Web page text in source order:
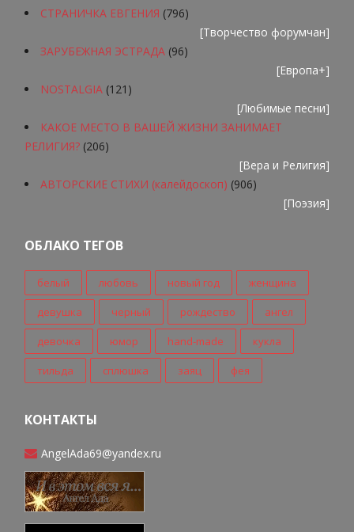
СТРАНИЧКА ЕВГЕНИЯ (796)
[Творчество форумчан]
ЗАРУБЕЖНАЯ ЭСТРАДА (96)
[Европа+]
NOSTALGIA (121)
[Любимые песни]
КАКОЕ МЕСТО В ВАШЕЙ ЖИЗНИ ЗАНИМАЕТ
РЕЛИГИЯ? (206)
[Вера и Религия]
АВТОРСКИЕ СТИХИ (калейдоскоп) (906)
[Поэзия]
ОБЛАКО ТЕГОВ
белый любовь новый год женщина
девушка черный рождество ангел
девочка юмор hand-made кукла
тильда сплюшка заяц фея
КОНТАКТЫ
AngelAda69@yandex.ru